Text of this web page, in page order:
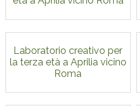
Laboratorio creativo per
la terza età a Aprilia vicino
Roma